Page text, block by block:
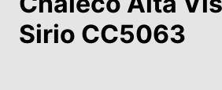
Sirio CC5063